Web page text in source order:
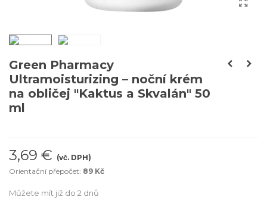
Green Pharmacy
Ultramoisturizing – noční krém
na obličej "Kaktus a Skvalán" 50
ml
3,69 € (vč. DPH)
Orientační přepočet: 89 Kč
Můžete mít již do 2 dnů